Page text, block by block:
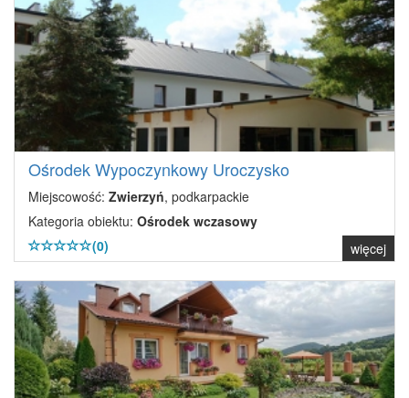
Ośrodek Wypoczynkowy Uroczysko
Miejscowość: Zwierzyń, podkarpackie
Kategoria obiektu: Ośrodek wczasowy
(0)
więcej